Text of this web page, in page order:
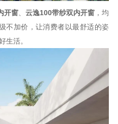
开窗、云逸100带纱双内开窗 ，均
不加价，让消费者以最舒适的姿
生活。